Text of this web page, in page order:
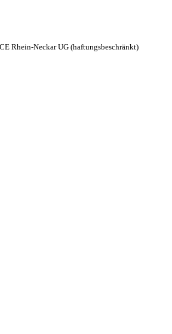
Rhein-Neckar UG (haftungsbeschränkt)